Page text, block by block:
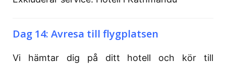
Dag 14: Avresa till flygplatsen
Vi hämtar dig på ditt hotell och kör till